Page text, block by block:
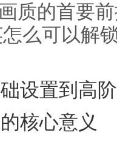
质的首要
么可以解
设置到高
核心意义